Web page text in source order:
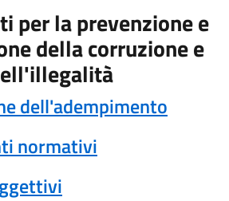
per la prevenzione e
della corruzione e
dell'adempimento
normativi